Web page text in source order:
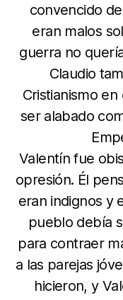
convencido
eran malos
guerra no
Claudio
Cristianismo
ser alabado
Valentín fue
opresión. Él
eran indignos y
pueblo debía
para contraer
a las parejas
hicieron, y